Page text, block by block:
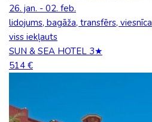
26. jan. - 02. feb.
lidojums, bagāža, transfērs, viesnīca
viss iekļauts
SUN & SEA HOTEL 3★
514 €